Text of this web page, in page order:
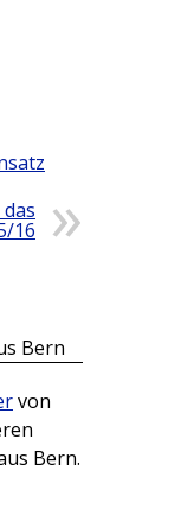
16
Bern
von
Bern.